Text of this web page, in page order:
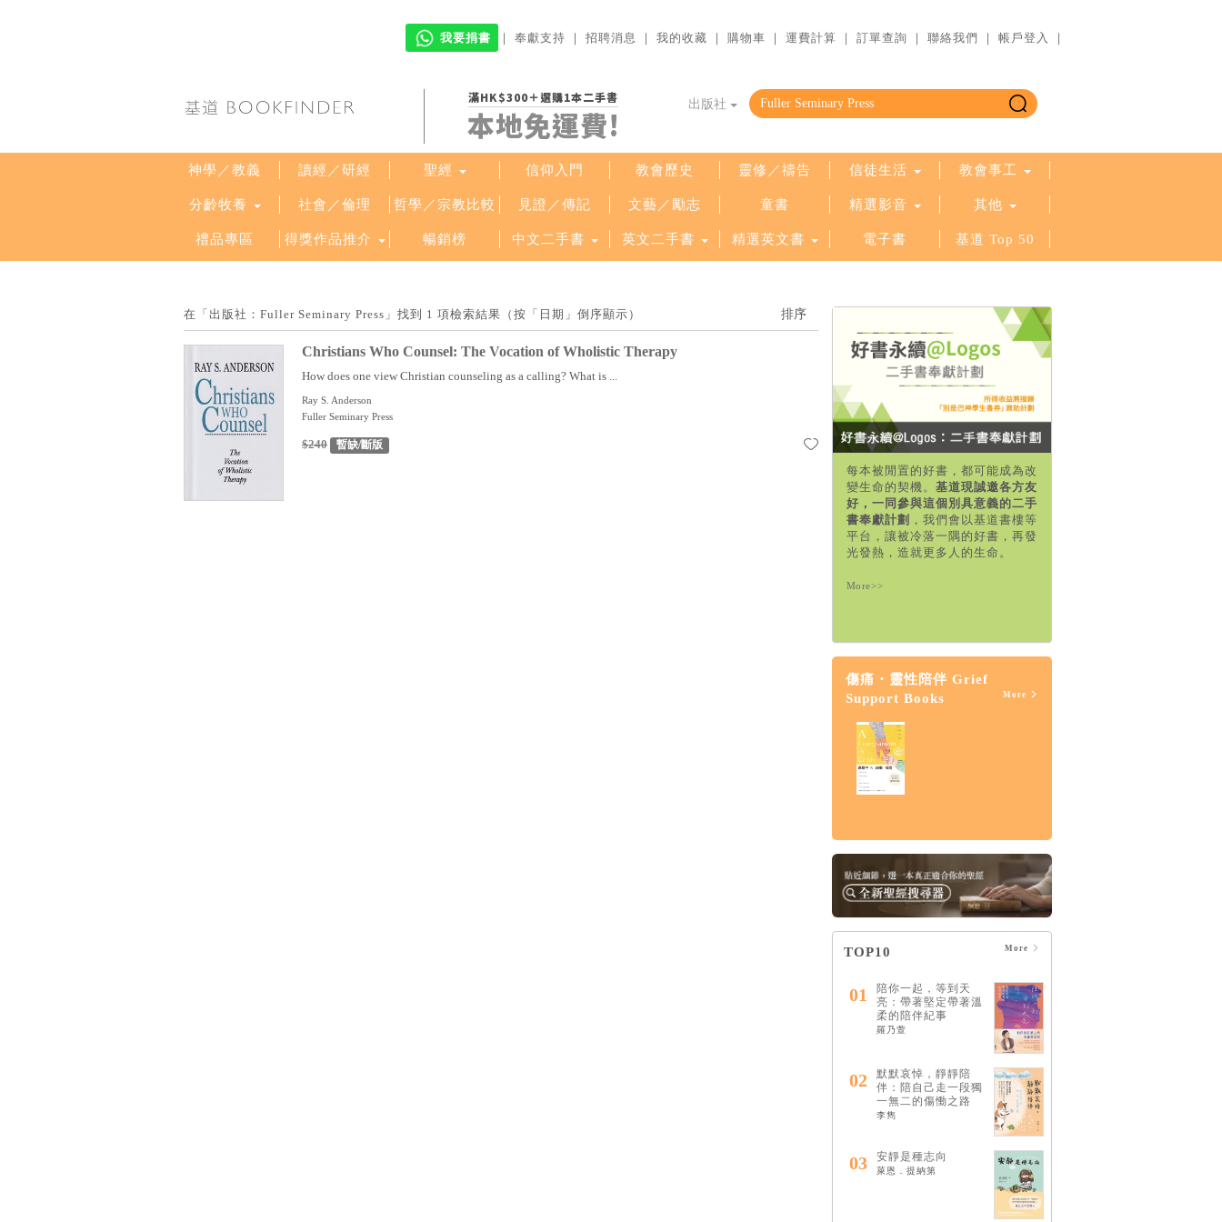
我要捐書 ｜ 奉獻支持 ｜ 招聘消息 ｜ 我的收藏 ｜ 購物車 ｜ 運費計算 ｜ 訂單查詢 ｜ 聯絡我們 ｜ 帳戶登入 ｜
滿HK$300＋選購1本二手書
本地免運費!
出版社
神學／教義 讀經／研經 聖經 信仰入門 教會歷史 靈修／禱告 信徒生活 教會事工
分齡牧養 社會／倫理 哲學／宗教比較 見證／傳記 文藝／勵志 童書 精選影音 其他
禮品專區 得獎作品推介 暢銷榜 中文二手書 英文二手書 精選英文書 電子書 基道 Top 50
在「出版社：Fuller Seminary Press」找到 1 項檢索結果（按「日期」倒序顯示）
Christians Who Counsel: The Vocation of Wholistic Therapy
How does one view Christian counseling as a calling? What is ...
Ray S. Anderson
Fuller Seminary Press
$240 暫缺/斷版
每本被閒置的好書，都可能成為改
變生命的契機。 基道現誠邀各方友
好，一同參與這個別具意義的二手
書奉獻計劃 ，我們會以基道書樓等
平台，讓被冷落一隅的好書，再發
光發熱，造就更多人的生命。
More>>
傷痛・靈性陪伴 Grief
Support Books
More
與楊腓力一起學習陪
伴受苦者
HK$96 $101
TOP10 More
01
陪你一起，等到天
亮：帶著堅定帶著溫
柔的陪伴紀事
羅乃萱
02
默默哀悼，靜靜陪
伴：陪自己走一段獨
一無二的傷慟之路
李雋
03 安靜是種志向
萊恩．提納第